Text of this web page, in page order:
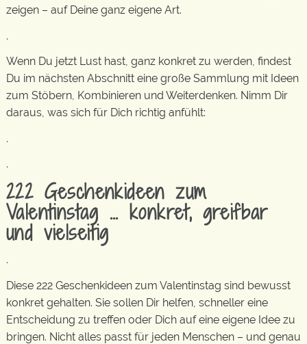
zeigen – auf Deine ganz eigene Art.
.
Wenn Du jetzt Lust hast, ganz konkret zu werden, findest
Du im nächsten Abschnitt eine große Sammlung mit Ideen
zum Stöbern, Kombinieren und Weiterdenken. Nimm Dir
daraus, was sich für Dich richtig anfühlt:
.
.
222 Geschenkideen zum
Valentinstag … konkret, greifbar
und vielseitig
.
Diese 222 Geschenkideen zum Valentinstag sind bewusst
konkret gehalten. Sie sollen Dir helfen, schneller eine
Entscheidung zu treffen oder Dich auf eine eigene Idee zu
bringen. Nicht alles passt für jeden Menschen – und genau